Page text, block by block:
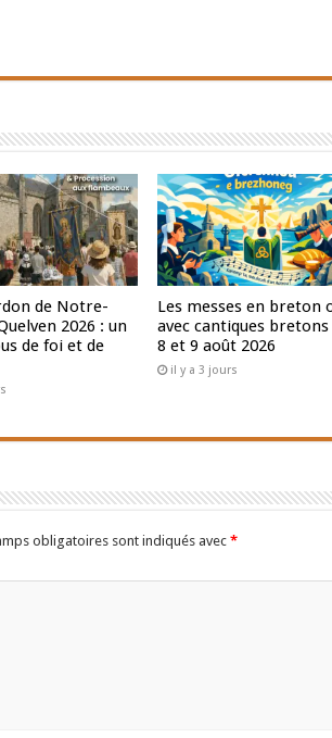
de Notre-
2026 : un
de foi et de
Les messes en breton
avec cantiques bretons
8 et 9 août 2026
il y a 3 jours
obligatoires sont indiqués avec*